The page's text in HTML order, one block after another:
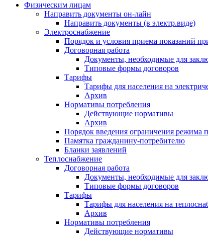
Физическим лицам
Направить документы он-лайн
Направить документы (в электр.виде)
Электроснабжение
Порядок и условия приема показаний
Договорная работа
Документы, необходимые для
Типовые формы договоров
Тарифы
Тарифы для населения на
Архив
Нормативы потребления
Действующие нормативы
Архив
Порядок введения ограничения режима
Памятка гражданину-потребителю
Бланки заявлений
Теплоснабжение
Договорная работа
Документы, необходимые для
Типовые формы договоров
Тарифы
Тарифы для населения на
Архив
Нормативы потребления
Действующие нормативы